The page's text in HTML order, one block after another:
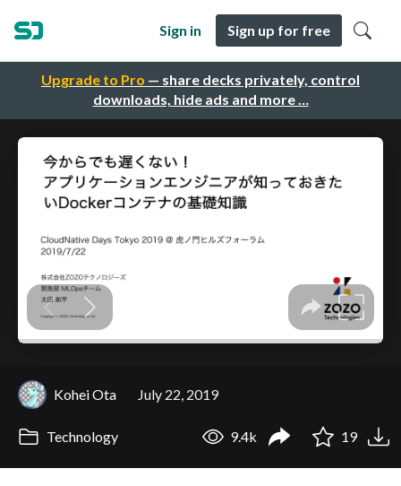
Upgrade to Pro — share decks privately, control
downloads, hide ads and more …
Sign in Sign up for free
Kohei Ota July 22, 2019
Technology 9.4k 19